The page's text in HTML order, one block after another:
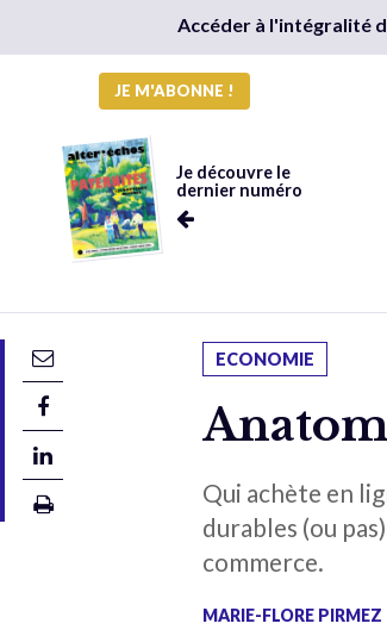
Accéder à l'intégralité
JE M'ABONNE !
Je découvre le
dernier numéro
ECONOMIE
Qui achète en
durables (ou
commerce.
MARIE-FLORE PIRMEZ